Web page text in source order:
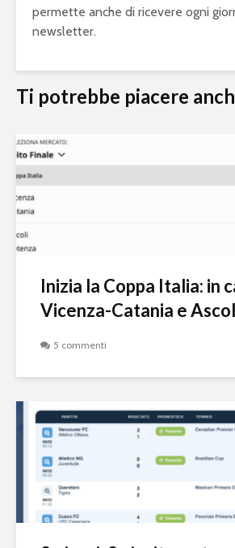
permette anche di ricevere ogni
newsletter.
Ti potrebbe piacere
Inizia la Coppa Italia: in
Vicenza-Catania e
5 commenti